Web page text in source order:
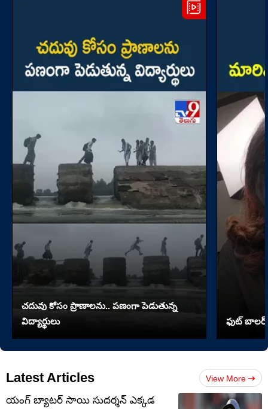
చదువు కోసం ప్రాణాలను.. పణంగా పెడుతున్న
విద్యార్థులు
ఫుట్
Latest Articles View More
యంగ్ బ్యాటర్ సాయి సుదర్శన్ ఎక్కడ